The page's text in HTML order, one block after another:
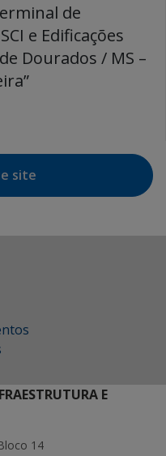
de
e Edificações
Dourados / MS –
site
E
14